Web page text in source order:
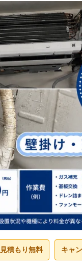
見積もり無料 キャ